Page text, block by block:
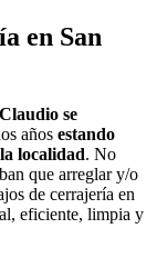
en San
se
años estando
localidad. No
que arreglar y/o
de cerrajería en
eficiente, limpia y